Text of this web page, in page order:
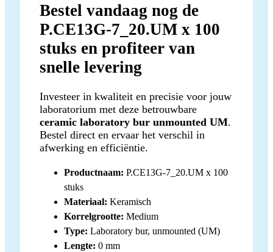
Bestel vandaag nog de
P.CE13G-7_20.UM x 100
stuks en profiteer van
snelle levering
Investeer in kwaliteit en precisie voor jouw
laboratorium met deze betrouwbare
ceramic laboratory bur unmounted UM.
Bestel direct en ervaar het verschil in
afwerking en efficiëntie.
Productnaam: P.CE13G-7_20.UM x 100
stuks
Materiaal: Keramisch
Korrelgrootte: Medium
Type: Laboratory bur, unmounted (UM)
Lengte: 0 mm